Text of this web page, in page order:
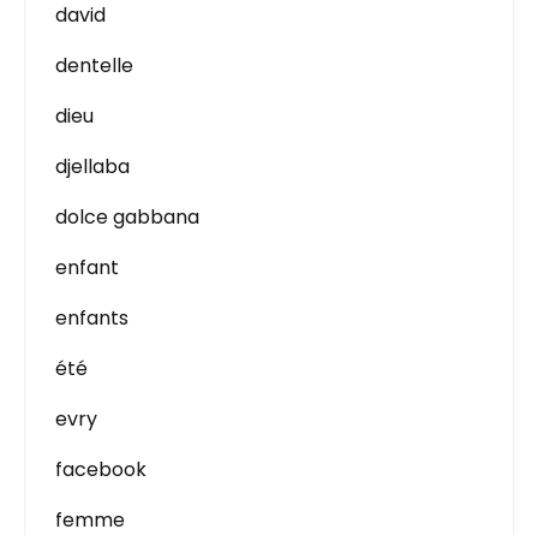
david
dentelle
dieu
djellaba
dolce gabbana
enfant
enfants
été
evry
facebook
femme